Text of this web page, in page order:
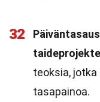
32
teoksia, jotka
tasapainoa.